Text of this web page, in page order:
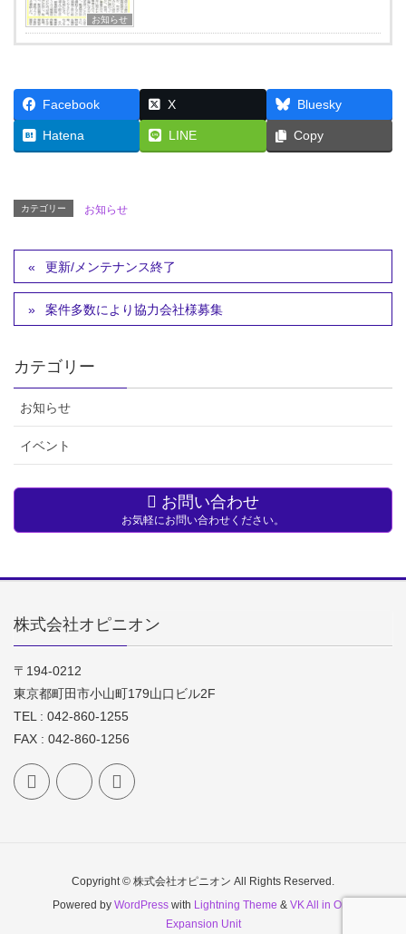
お知らせ
Facebook X Bluesky
Hatena LINE Copy
カテゴリー お知らせ
更新/メンテナンス終了
案件多数により協力会社様募集
カテゴリー
お知らせ
イベント
お問い合わせ
お気軽にお問い合わせください。
株式会社オピニオン
〒194-0212
東京都町田市小山町179山口ビル2F
TEL : 042-860-1255
FAX : 042-860-1256
Copyright © 株式会社オピニオン All Rights Reserved.
Powered by WordPresswith Lightning Theme & VK All in One
Expansion Unit